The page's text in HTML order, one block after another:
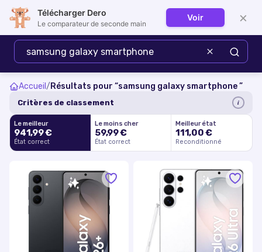
Se connecter
Accueil /Résultats pour “samsung galaxy smartphone”
Critères de classement i
Le meilleur
941,99 €
État correct
Le moins cher
59,99 €
État correct
Meilleur état
111,00 €
Reconditionné
Télécharger Dero
Le comparateur de seconde main
Voir ×